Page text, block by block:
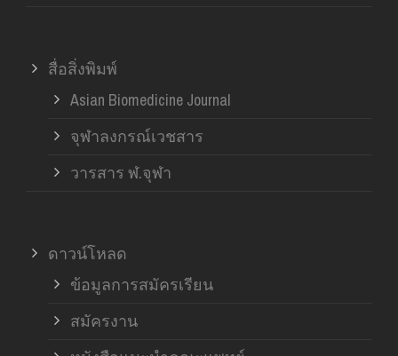
สื่อสิ่งพิมพ์
Asian Biomedicine Journal
จุฬาลงกรณ์เวชสาร
วารสาร ฬ.จุฬา
ดาวน์โหลด
ข้อมูลการสมัครเรียน
สมัครงาน